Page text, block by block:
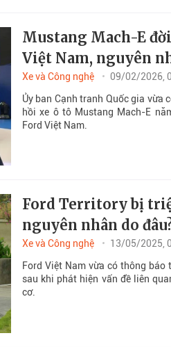
Mustang Mach-E
Việt Nam, nguyên
Xe và Công nghệ
09/02/2026,
Ủy ban Cạnh tranh Quốc gia vừa
hồi xe ô tô Mustang Mach-E
Ford Việt Nam.
Ford Territory bị
nguyên nhân do
Xe và Công nghệ
13/05/2025,
Ford Việt Nam vừa có thông
sau khi phát hiện vấn đề liên
cơ.